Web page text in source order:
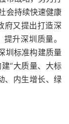
会持续快速健康
府又提出打造深
升深圳质量。
圳标准构建质量
“大质量、大标
、内生增长、绿